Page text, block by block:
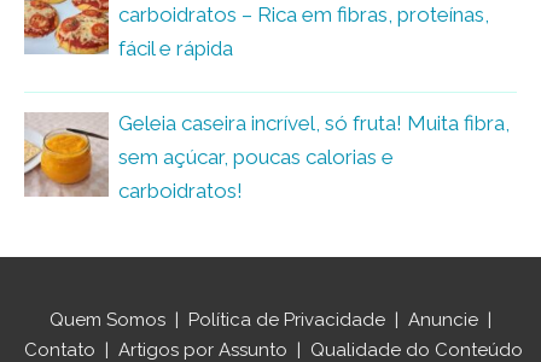
carboidratos – Rica em fibras, proteínas,
fácil e rápida
Geleia caseira incrível, só fruta! Muita fibra,
sem açúcar, poucas calorias e
carboidratos!
Quem Somos | Política de Privacidade | Anuncie |
Contato | Artigos por Assunto | Qualidade do Conteúdo